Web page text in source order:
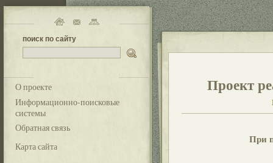
поиск по сайту
О проекте
Информационно-поисковые
системы
Обратная связь
Карта сайта
Проект
При